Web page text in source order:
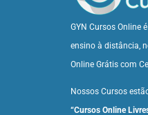
GYN Cursos Online
ensino à distância,
Online Grátis com
Nossos Cursos
“Cursos Online